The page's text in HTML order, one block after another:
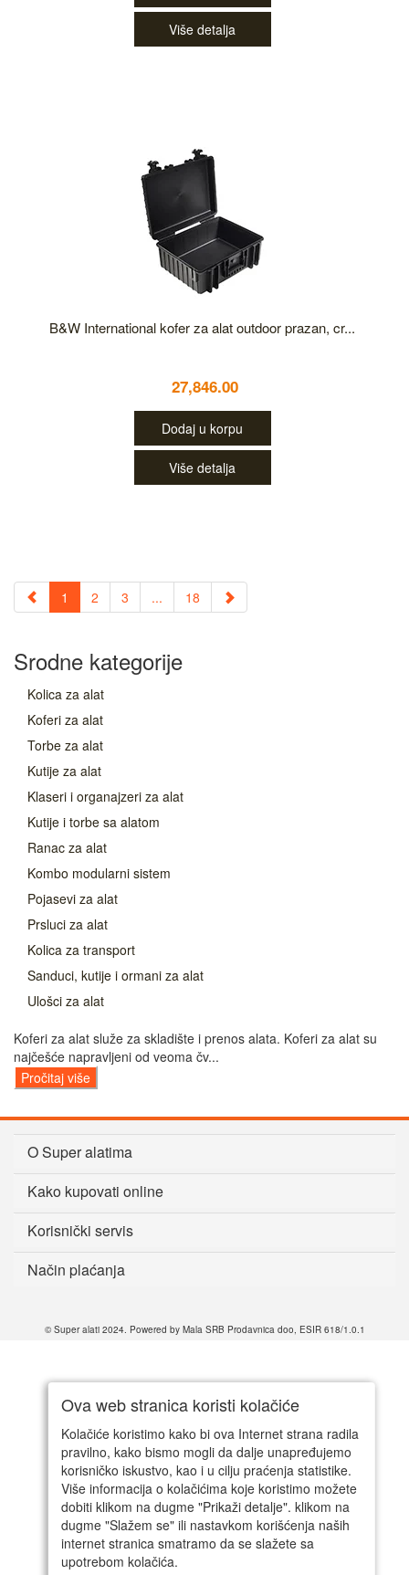
Više detalja
B&W International kofer za alat outdoor prazan, cr...
27,846.00
Dodaj u korpu
Više detalja
1 2 3 ... 18
Srodne kategorije
Kolica za alat
Koferi za alat
Torbe za alat
Kutije za alat
Klaseri i organajzeri za alat
Kutije i torbe sa alatom
Ranac za alat
Kombo modularni sistem
Pojasevi za alat
Prsluci za alat
Kolica za transport
Sanduci, kutije i ormani za alat
Ulošci za alat
Koferi za alat služe za skladište i prenos alata. Koferi za alat su
najčešće napravljeni od veoma čv...
Pročitaj više
O Super alatima
Kako kupovati online
Korisnički servis
Način plaćanja
© Super alati 2024. Powered by Mala SRB Prodavnica doo, ESIR 618/1.0.1
Ova web stranica koristi kolačiće
Kolačiće koristimo kako bi ova Internet strana radila
pravilno, kako bismo mogli da dalje unapređujemo
korisničko iskustvo, kao i u cilju praćenja statistike.
Više informacija o kolačićima koje koristimo možete
dobiti klikom na dugme "Prikaži detalje". klikom na
dugme "Slažem se" ili nastavkom korišćenja naših
internet stranica smatramo da se slažete sa
upotrebom kolačića.